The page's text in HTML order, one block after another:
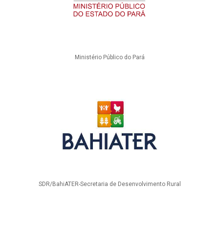
Ministério Público do Pará
SDR/BahiATER-Secretaria de Desenvolvimento Rural